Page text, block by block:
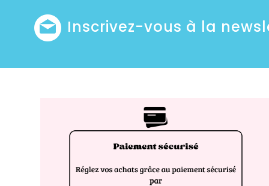
Inscrivez-vous à la